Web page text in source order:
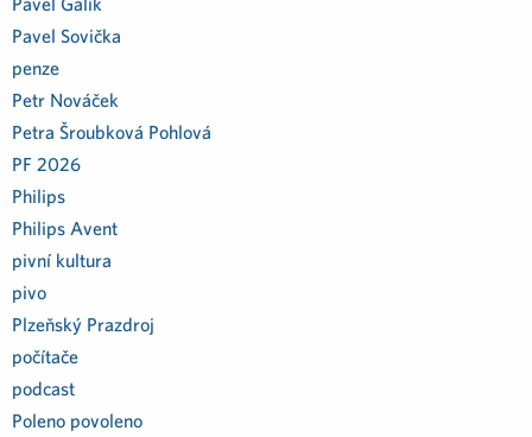
Pavel Sovička
penze
Petr Nováček
Petra Šroubková Pohlová
PF 2026
Philips
Philips Avent
pivní kultura
pivo
Plzeňský Prazdroj
počítače
podcast
Poleno povoleno